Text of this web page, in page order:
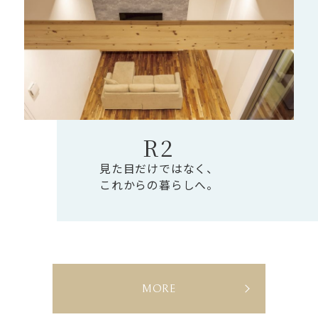
R2
見た目だけではなく、
これからの暮らしへ。
MORE